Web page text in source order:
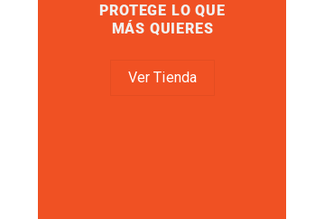
PROTEGE LO QUE
MÁS QUIERES
Ver Tienda